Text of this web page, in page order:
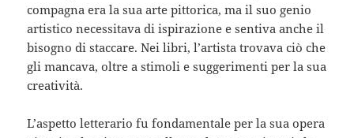
compagna era la sua arte pittorica, ma il suo genio
artistico necessitava di ispirazione e sentiva anche il
bisogno di staccare. Nei libri, l’artista trovava ciò che
gli mancava, oltre a stimoli e suggerimenti per la sua
creatività.
L’aspetto letterario fu fondamentale per la sua opera